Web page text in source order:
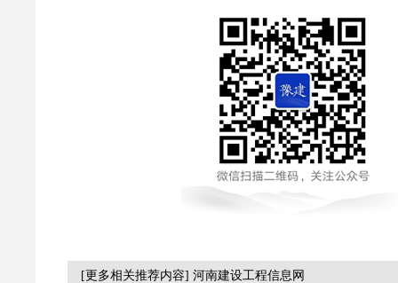
[更多相关推荐内容] 河南建设工程信息网